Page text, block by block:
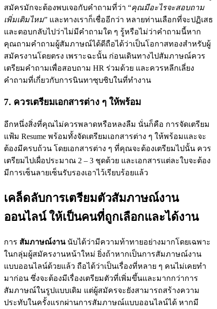
สมัครมักจะต้องพบเจอกับคำถามที่ว่า “คุณมีอะไรจะสอบถาม
เพิ่มเติมไหม” และทางเราก็เชื่ออีกว่า หลายท่านเลือกที่จะปฏิเสธ
และตอบกลับไปว่าไม่มีคำถามใด ๆ รู้หรือไม่ว่าคำถามนี้หาก
คุณถามคำถามผู้สัมภาษณ์ได้ดีถือได้ว่าเป็นโอกาสทองสำหรับผู้
สมัครงานโดยตรง เพราะฉะนั้น ก่อนเดินทางไปสัมภาษณ์ควร
เตรียมคำถามเพื่อสอบถาม HR ร่วมด้วย และควรหลีกเลี่ยง
คำถามที่เกี่ยวกับการนินทาซุบซิบในที่ทำงาน
7. ควรเตรียมเอกสารต่าง ๆ ให้พร้อม
อีกหนึ่งสิ่งที่คุณไม่ควรพลาดหรือหลงลืม นั่นก็คือ การจัดเตรียม
แฟ้ม Resume พร้อมทั้งจัดเตรียมเอกสารต่าง ๆ ให้พร้อมและจะ
ต้องมีครบถ้วน โดยเอกสารต่าง ๆ ที่คุณจะต้องเตรียมไปนั้น ควร
เตรียมไปเผื่อประมาณ 2 – 3 ชุดด้วย และเอกสารแต่ละใบจะต้อง
มีการเซ็นลายเซ็นรับรองเอาไว้เรียบร้อยแล้ว
เคล็ดลับการเตรียมตัวสัมภาษณ์งาน
ออนไลน์ ให้เป็นคนที่ถูกเลือกและได้งาน
การ สัมภาษณ์งานนับได้ว่ามีความท้าทายอย่างมากโดยเฉพาะ
ในกลุ่มผู้สมัครงานหน้าใหม่ ยิ่งถ้าหากเป็นการสัมภาษณ์งาน
แบบออนไลน์ด้วยแล้ว ถือได้ว่าเป็นเรื่องที่หลาย ๆ คนไม่เคยทำ
มาก่อน ซึ่งจะต้องมีเรื่องเตรียมตัวที่เพิ่มขึ้นและมากกว่าการ
สัมภาษณ์ในรูปแบบเดิม แต่ผู้สมัครจะยังสามารถสร้างความ
ประทับในครั้งแรกผ่านการสัมภาษณ์แบบออนไลน์ได้ หากมี